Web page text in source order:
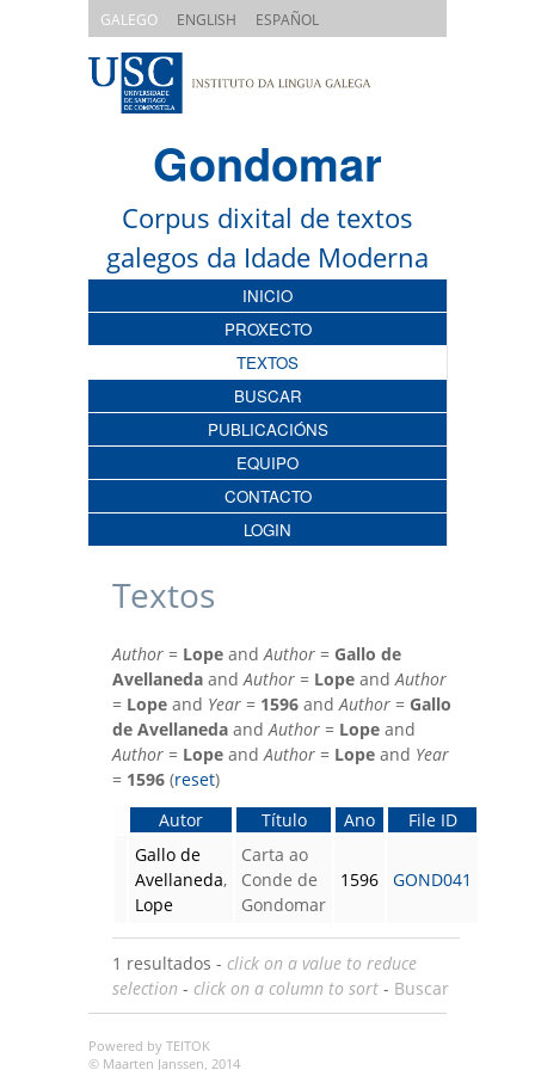
GALEGO ENGLISH ESPAÑOL
Gondomar
Corpus dixital de textos
galegos da Idade Moderna
INICIO
PROXECTO
TEXTOS
BUSCAR
PUBLICACIÓNS
EQUIPO
CONTACTO
LOGIN
Textos
Author = Lope andAuthor = Gallo de
Avellaneda andAuthor = Lope andAuthor
= Lope and Year = 1596 andAuthor = Gallo
de Avellaneda andAuthor = Lope and
Author = Lope andAuthor = Lope and Year
= 1596 (reset)
Autor
Título Ano
File ID
Gallo de
Avellaneda,
Lope
Carta ao
Conde de
Gondomar
1596 GOND041
1 resultados - click on a value to reduce
selection - click on a column to sort - Buscar
Powered by TEITOK
© Maarten Janssen, 2014